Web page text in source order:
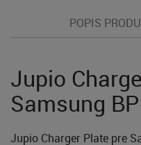
POPIS
Jupio
Samsung
Jupio Charger Plate pre